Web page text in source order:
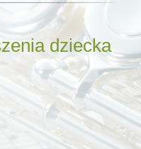
dziecka